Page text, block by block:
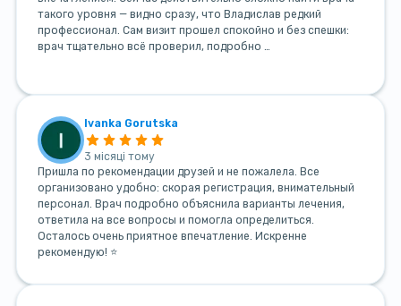
такого уровня — видно сразу, что Владислав редкий
профессионал. Сам визит прошел спокойно и без спешки:
врач тщательно всё проверил, подробно …
Ivanka Gorutska
3 місяці тому
Пришла по рекомендации друзей и не пожалела. Все
организовано удобно: скорая регистрация, внимательный
персонал. Врач подробно объяснила варианты лечения,
ответила на все вопросы и помогла определиться.
Осталось очень приятное впечатление. Искренне
рекомендую! ⭐